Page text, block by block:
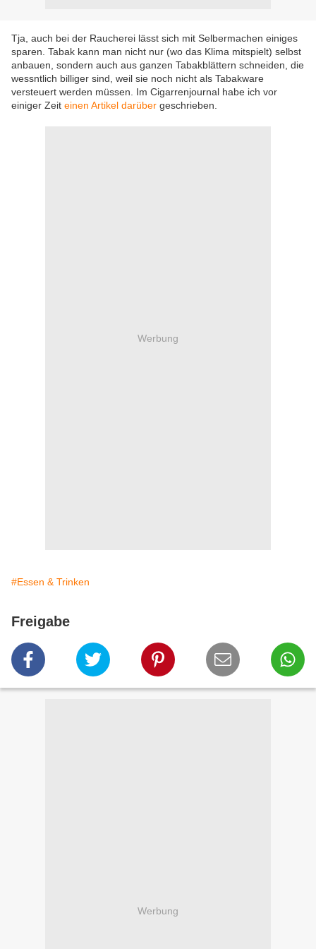
Tja, auch bei der Raucherei lässt sich mit Selbermachen einiges
sparen. Tabak kann man nicht nur (wo das Klima mitspielt) selbst
anbauen, sondern auch aus ganzen Tabakblättern schneiden, die
wessntlich billiger sind, weil sie noch nicht als Tabakware
versteuert werden müssen. Im Cigarrenjournal habe ich vor
einiger Zeit einen Artikel darüber geschrieben.
Werbung
#Essen & Trinken
Freigabe
Werbung